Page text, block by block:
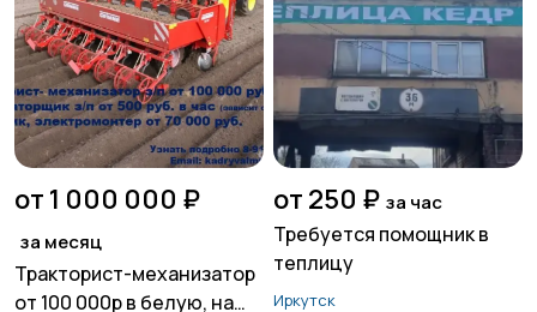
от 1 000 000 ₽
за месяц
Тракторист-механизатор
от 100 000р в белую, на
от 250 ₽ за час
Требуется помощник в
теплицу
Иркутск